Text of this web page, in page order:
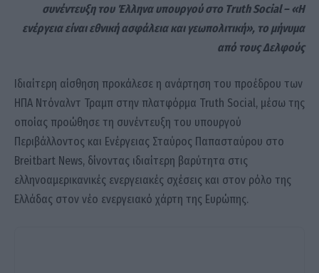
συνέντευξη του Έλληνα υπουργού στο Truth Social – «Η
ενέργεια είναι εθνική ασφάλεια και γεωπολιτική», το μήνυμα
από τους Δελφούς
Ιδιαίτερη αίσθηση προκάλεσε η ανάρτηση του προέδρου των
ΗΠΑ Ντόναλντ Τραμπ στην πλατφόρμα Truth Social, μέσω της
οποίας προώθησε τη συνέντευξη του υπουργού
Περιβάλλοντος και Ενέργειας Σταύρος Παπασταύρου στο
Breitbart News, δίνοντας ιδιαίτερη βαρύτητα στις
ελληνοαμερικανικές ενεργειακές σχέσεις και στον ρόλο της
Ελλάδας στον νέο ενεργειακό χάρτη της Ευρώπης.